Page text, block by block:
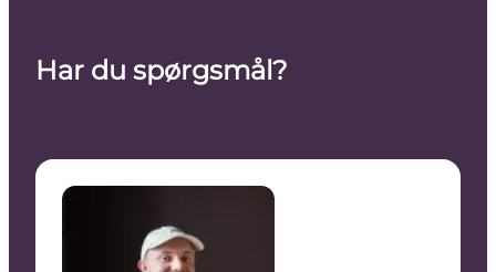
Har du spørgsmål?
Jonathan Nør Lassen - Digital Marketing & AI